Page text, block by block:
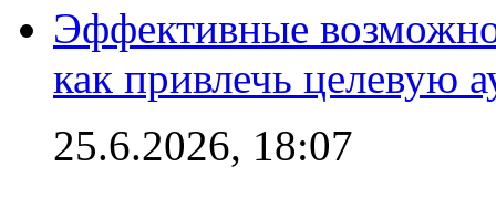
Эффективные
как привлечь целевую
25.6.2026, 18:07